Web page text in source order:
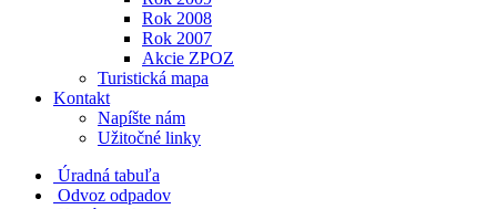
Rok 2008
Rok 2007
Akcie ZPOZ
Turistická mapa
Kontakt
Napíšte nám
Užitočné linky
Úradná tabuľa
Odvoz odpadov